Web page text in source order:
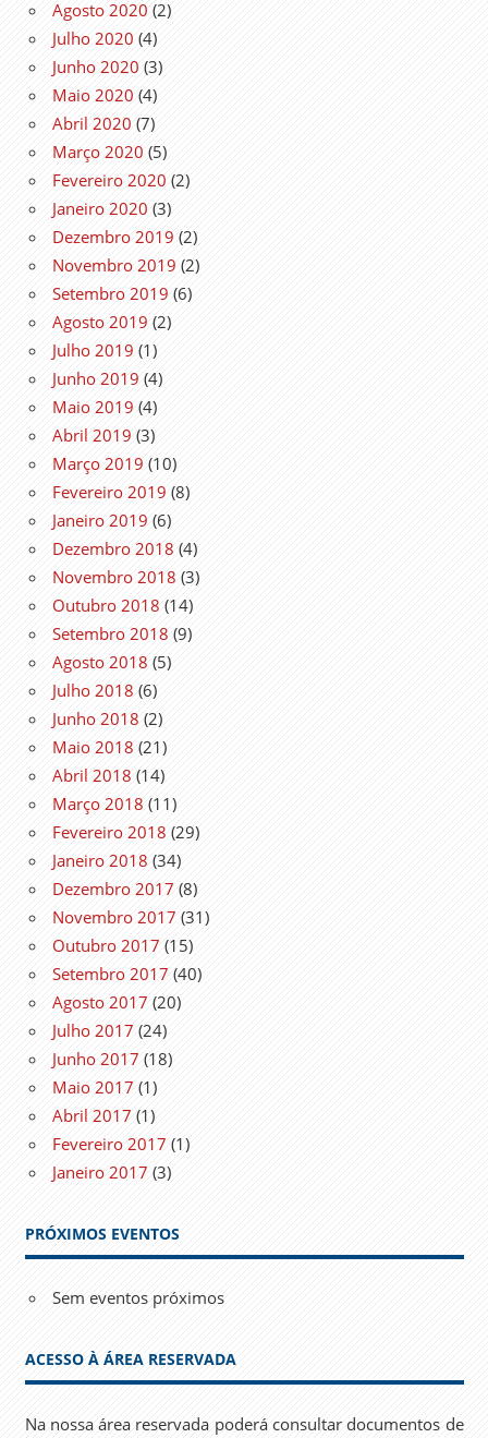
Agosto 2020 (2)
Julho 2020 (4)
Junho 2020 (3)
Maio 2020 (4)
Abril 2020 (7)
Março 2020 (5)
Fevereiro 2020 (2)
Janeiro 2020 (3)
Dezembro 2019 (2)
Novembro 2019 (2)
Setembro 2019 (6)
Agosto 2019 (2)
Julho 2019 (1)
Junho 2019 (4)
Maio 2019 (4)
Abril 2019 (3)
Março 2019 (10)
Fevereiro 2019 (8)
Janeiro 2019 (6)
Dezembro 2018 (4)
Novembro 2018 (3)
Outubro 2018 (14)
Setembro 2018 (9)
Agosto 2018 (5)
Julho 2018 (6)
Junho 2018 (2)
Maio 2018 (21)
Abril 2018 (14)
Março 2018 (11)
Fevereiro 2018 (29)
Janeiro 2018 (34)
Dezembro 2017 (8)
Novembro 2017 (31)
Outubro 2017 (15)
Setembro 2017 (40)
Agosto 2017 (20)
Julho 2017 (24)
Junho 2017 (18)
Maio 2017 (1)
Abril 2017 (1)
Fevereiro 2017 (1)
Janeiro 2017 (3)
PRÓXIMOS EVENTOS
Sem eventos próximos
ACESSO À ÁREA RESERVADA
Na nossa área reservada poderá consultar documentos de